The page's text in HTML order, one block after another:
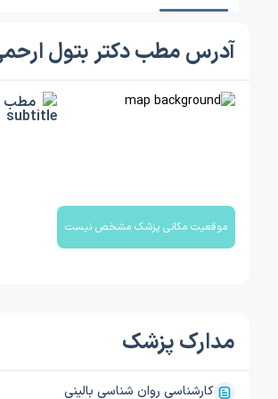
آدرس مطب دکتر بتول
موقعیت مکانی پزشک مشخص نیست
مطب
مدارک پزشک
کارشناسی روان شناسی بالینی